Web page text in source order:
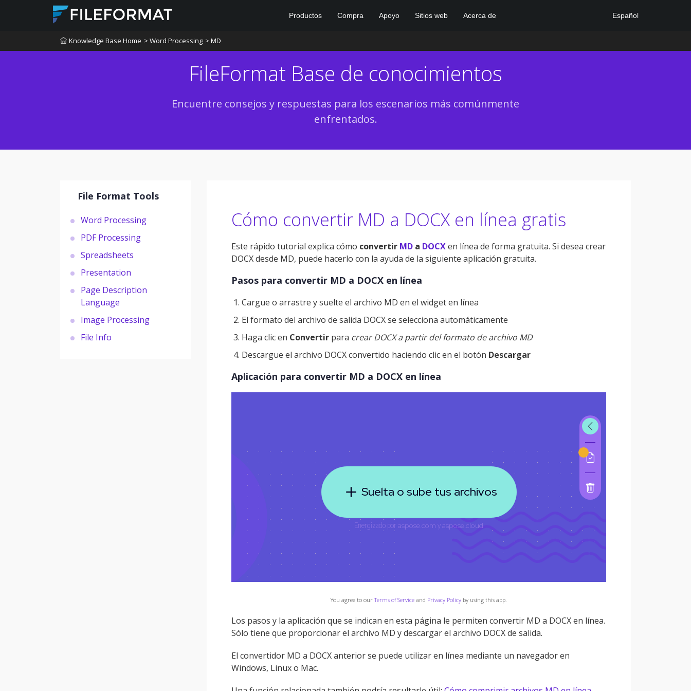
Productos Compra Apoyo Sitios web Acerca de Español
Knowledge Base Home > Word Processing > MD
FileFormat Base de conocimientos
Encuentre consejos y respuestas para los escenarios más comúnmente
enfrentados.
File Format Tools
Word Processing
PDF Processing
Spreadsheets
Presentation
Page Description
Language
Image Processing
File Info
Cómo convertir MD a DOCX en línea gratis
Este rápido tutorial explica cómo convertir MD a DOCXen línea de forma gratuita. Si desea crear
DOCX desde MD, puede hacerlo con la ayuda de la siguiente aplicación gratuita.
Pasos para convertir MD a DOCX en línea
Cargue o arrastre y suelte el archivo MD en el widget en línea
El formato del archivo de salida DOCX se selecciona automáticamente
Haga clic en Convertir para crear DOCX a partir del formato de archivo MD
Descargue el archivo DOCX convertido haciendo clic en el botón Descargar
Aplicación para convertir MD a DOCX en línea
You agree to ourTerms of Service and Privacy Policy by using this app.
Los pasos y la aplicación que se indican en esta página le permiten convertir MD a DOCX en línea.
Sólo tiene que proporcionar el archivo MD y descargar el archivo DOCX de salida.
El convertidor MD a DOCX anterior se puede utilizar en línea mediante un navegador en
Windows, Linux o Mac.